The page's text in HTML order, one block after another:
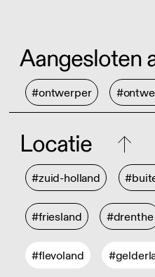
Aangesloten
#ontwerper
Locatie
#zuid-holland
#friesland #drenthe
#flevoland